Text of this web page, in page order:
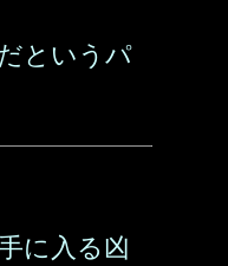
というパ
に入る凶